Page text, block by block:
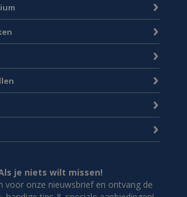
je niets wilt missen!
voor onze nieuwsbrief en ontvang de